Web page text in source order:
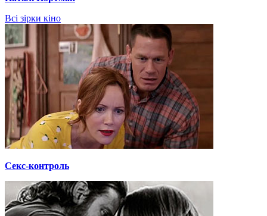
Всі зірки кіно
Секс-контроль